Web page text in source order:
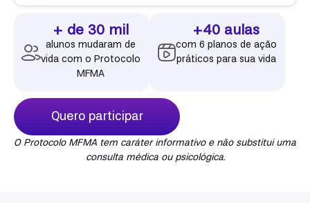
+ de 30 mil
alunos mudaram de
vida com o Protocolo
MFMA
+40 aulas
com 6 planos de ação
práticos para sua vida
Quero participar
O Protocolo MFMA tem caráter informativo e não substitui uma
consulta médica ou psicológica.